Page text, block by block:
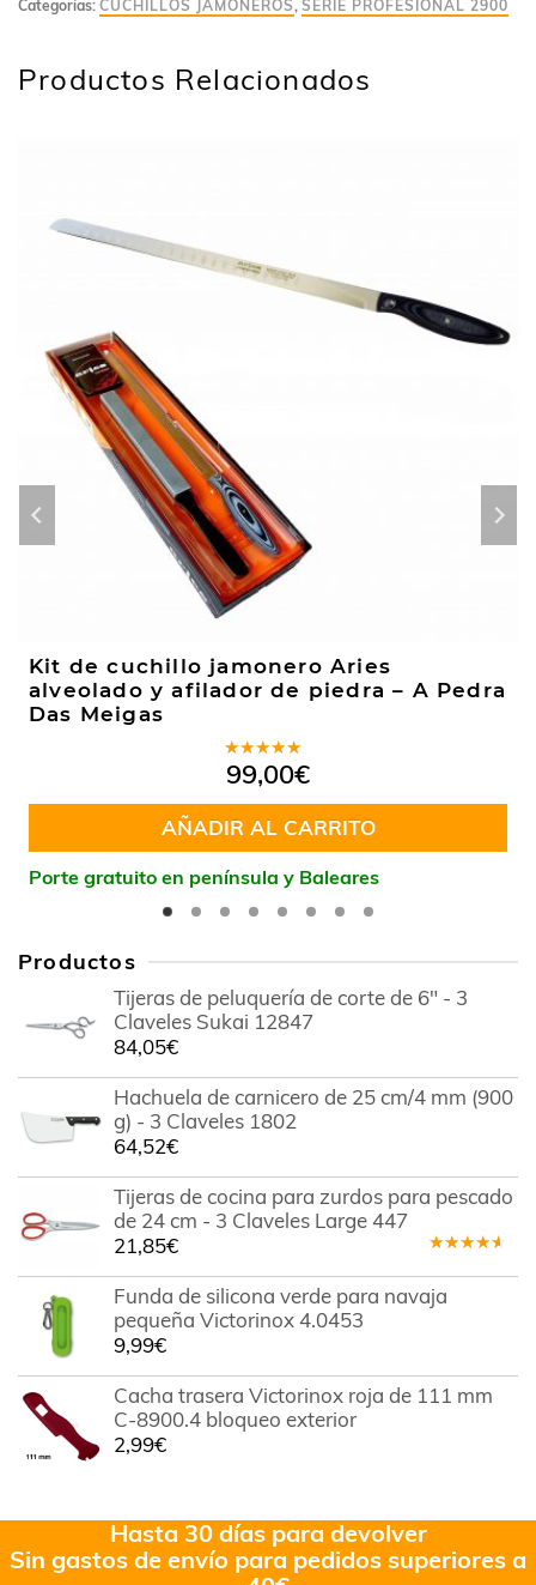
Categorías: CUCHILLOS JAMONEROS, SERIE PROFESIONAL 2900
Productos Relacionados
Kit de cuchillo jamonero Aries
alveolado y afilador de piedra – A Pedra
Das Meigas
Valorado
en4.43
de 5
99,00€
AÑADIR AL CARRITO
Porte gratuito en península y Baleares
Productos
Tijeras de peluquería de corte de 6" - 3
Claveles Sukai 12847
84,05€
Hachuela de carnicero de 25 cm/4 mm (900
g) - 3 Claveles 1802
64,52€
Tijeras de cocina para zurdos para pescado
de 24 cm - 3 Claveles Large 447
en4.00
de 5
21,85€
Funda de silicona verde para navaja
pequeña Victorinox 4.0453
9,99€
Cacha trasera Victorinox roja de 111 mm
C-8900.4 bloqueo exterior
2,99€
Hasta 30 días para devolver
Sin gastos de envío para pedidos superiores a